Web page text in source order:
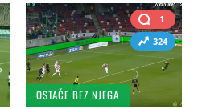
1
324
OSTAĆE BEZ NJEGA